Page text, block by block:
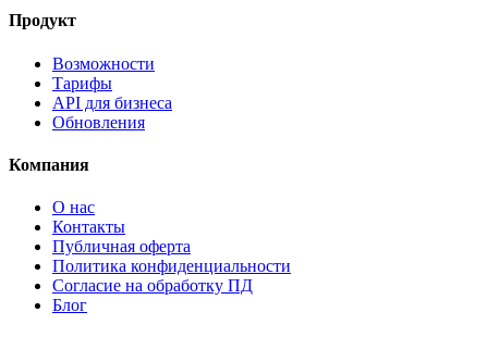
Продукт
Возможности
Тарифы
API для бизнеса
Обновления
Компания
О нас
Контакты
Публичная оферта
Политика конфиденциальности
Согласие на обработку ПД
Блог